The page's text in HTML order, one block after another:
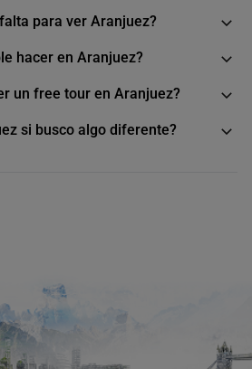
, propuestas como
que Aranjuez se disfruta
para ver Aranjuez?
hacer en Aranjuez?
un free tour en Aranjuez?
si busco algo diferente?